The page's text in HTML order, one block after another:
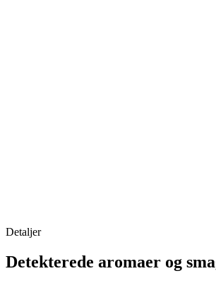
Detaljer
Detekterede aromaer og